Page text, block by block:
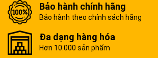
Bảo hành chính hãng
Bảo hành theo chính sách hãng
Đa dạng hàng hóa
Hơn 10.000 sản phẩm